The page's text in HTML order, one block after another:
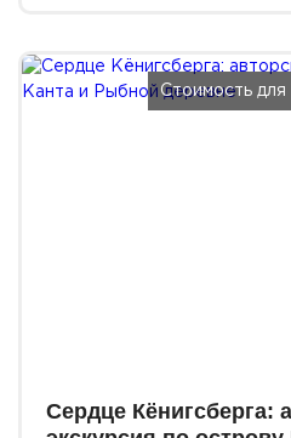
Сердце Кёнигсберга:
Стоимость для